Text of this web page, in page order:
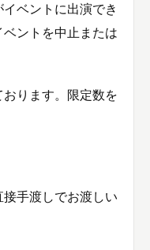
ベントに出演でき
ントを中止または
おります。限定数を
接手渡しでお渡しい